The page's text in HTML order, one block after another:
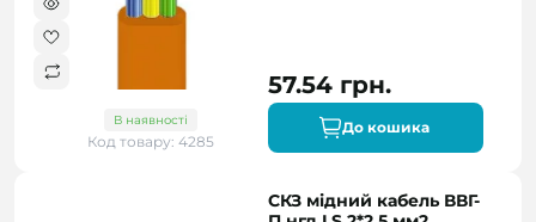
В наявності
Код товару: 4285
57.54 грн.
До кошика
СКЗ мідний кабель ВВГ-